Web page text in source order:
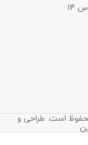
محفوظ است. طراحی و